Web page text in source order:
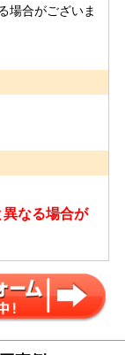
場合がございま
なる場合が